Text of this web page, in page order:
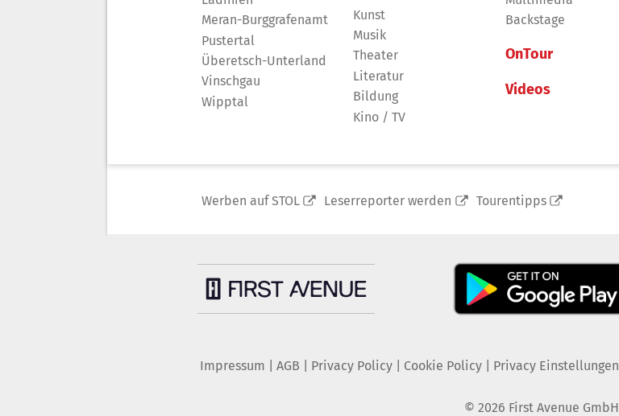
Meran-Burggrafenamt
Pustertal
Überetsch-Unterland
Vinschgau
Wipptal
Kunst
Musik
Theater
Literatur
Bildung
Kino / TV
Backstage
OnTour
Videos
Werben auf STOL Leserreporter werden Tourentipps
Impressum AGB Privacy Policy| Cookie Policy| Privacy Einstellungen
© 2026 First Avenue GmbH